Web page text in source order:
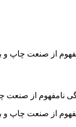
از صنعت چاپ
نامفهوم از صنعت
از صنعت چاپ